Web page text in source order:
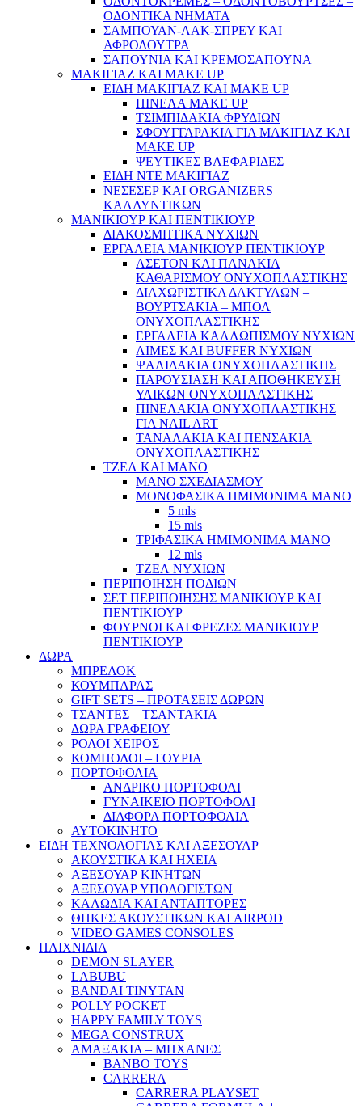
ΟΔΟΝΤΙΚΑ ΝΗΜΑΤΑ
ΣΑΜΠΟΥΑΝ-ΛΑΚ-ΣΠΡΕΥ ΚΑΙ
ΑΦΡΟΛΟΥΤΡΑ
ΣΑΠΟΥΝΙΑ ΚΑΙ ΚΡΕΜΟΣΑΠΟΥΝΑ
ΜΑΚΙΓΙΑΖ ΚΑΙ MAKE UP
ΕΙΔΗ ΜΑΚΙΓΙΑΖ ΚΑΙ MAKE UP
ΠΙΝΕΛΑ MAKE UP
ΤΣΙΜΠΙΔΑΚΙΑ ΦΡΥΔΙΩΝ
ΣΦΟΥΓΓΑΡΑΚΙΑ ΓΙΑ ΜΑΚΙΓΙΑZ ΚΑΙ
MAKE UP
ΨΕΥΤΙΚΕΣ ΒΛΕΦΑΡΙΔΕΣ
ΕΙΔΗ ΝΤΕ ΜΑΚΙΓΙΑΖ
ΝΕΣΕΣΕΡ ΚΑΙ ORGANIZERS
ΚΑΛΛΥΝΤΙΚΩΝ
ΜΑΝΙΚΙΟΥΡ ΚΑΙ ΠΕΝΤΙΚΙΟΥΡ
ΔΙΑΚΟΣΜΗΤΙΚΑ ΝΥΧΙΩΝ
ΕΡΓΑΛΕΙΑ ΜΑΝΙΚΙΟΥΡ ΠΕΝΤΙΚΙΟΥΡ
ΑΣΕΤΟΝ ΚΑΙ ΠΑΝΑΚΙΑ
ΚΑΘΑΡΙΣΜΟΥ ΟΝΥΧΟΠΛΑΣΤΙΚΗΣ
ΔΙΑΧΩΡΙΣΤΙΚΑ ΔΑΚΤΥΛΩΝ –
ΒΟΥΡΤΣΑΚΙΑ – ΜΠΟΛ
ΟΝΥΧΟΠΛΑΣΤΙΚΗΣ
ΕΡΓΑΛΕΙΑ ΚΑΛΛΩΠΙΣΜΟΥ ΝΥΧΙΩΝ
ΛΙΜΕΣ ΚΑΙ BUFFER ΝΥΧΙΩΝ
ΨΑΛΙΔΑΚΙΑ ΟΝΥΧΟΠΛΑΣΤΙΚΗΣ
ΠΑΡΟΥΣΙΑΣΗ ΚΑΙ ΑΠΟΘΗΚΕΥΣΗ
ΥΛΙΚΩΝ ΟΝΥΧΟΠΛΑΣΤΙΚΗΣ
ΠΙΝΕΛΑΚΙΑ ΟΝΥΧΟΠΛΑΣΤΙΚΗΣ
ΓΙΑ NAIL ART
ΤΑΝΑΛΑΚΙΑ ΚΑΙ ΠΕΝΣΑΚΙΑ
ΟΝΥΧΟΠΛΑΣΤΙΚΗΣ
ΤΖΕΛ ΚΑΙ ΜΑΝΟ
ΜΑΝΟ ΣΧΕΔΙΑΣΜΟΥ
ΜΟΝΟΦΑΣΙΚΑ ΗΜΙΜΟΝΙΜΑ ΜΑΝΟ
5 mls
15 mls
ΤΡΙΦΑΣΙΚΑ ΗΜΙΜΟΝΙΜΑ ΜΑΝΟ
12 mls
ΤΖΕΛ ΝΥΧΙΩΝ
ΠΕΡΙΠΟΙΗΣΗ ΠΟΔΙΩΝ
ΣΕΤ ΠΕΡΙΠΟΙΗΣΗΣ ΜΑΝΙΚΙΟΥΡ ΚΑΙ
ΠΕΝΤΙΚΙΟΥΡ
ΦΟΥΡΝΟΙ ΚΑΙ ΦΡΕΖΕΣ ΜΑΝΙΚΙΟΥΡ
ΠΕΝΤΙΚΙΟΥΡ
ΔΩΡΑ
ΜΠΡΕΛΟΚ
ΚΟΥΜΠΑΡΑΣ
GIFT SETS – ΠΡΟΤΑΣΕΙΣ ΔΩΡΩΝ
ΤΣΑΝΤΕΣ – ΤΣΑΝΤΑΚΙΑ
ΔΩΡΑ ΓΡΑΦΕΙΟΥ
ΡΟΛΟΙ ΧΕΙΡΟΣ
ΚΟΜΠΟΛΟΙ – ΓΟΥΡΙΑ
ΠΟΡΤΟΦΟΛΙΑ
ΑΝΔΡΙΚΟ ΠΟΡΤΟΦΟΛΙ
ΓΥΝΑΙΚΕΙΟ ΠΟΡΤΟΦΟΛΙ
ΔΙΑΦΟΡΑ ΠΟΡΤΟΦΟΛΙΑ
ΑΥΤΟΚΙΝΗΤΟ
ΕΙΔΗ ΤΕΧΝΟΛΟΓΙΑΣ ΚΑΙ ΑΞΕΣΟΥΑΡ
ΑΚΟΥΣΤΙΚΑ ΚΑΙ ΗΧΕΙΑ
ΑΞΕΣΟΥΑΡ ΚΙΝΗΤΩΝ
ΑΞΕΣΟΥΑΡ ΥΠΟΛΟΓΙΣΤΩΝ
ΚΑΛΩΔΙΑ ΚΑΙ ΑΝΤΑΠΤΟΡΕΣ
ΘΗΚΕΣ ΑΚΟΥΣΤΙΚΩΝ ΚΑΙ AIRPOD
VIDEO GAMES CONSOLES
ΠΑΙΧΝΙΔΙΑ
DEMON SLAYER
LABUBU
BANDAI TINYTAN
POLLY POCKET
HAPPY FAMILY TOYS
MEGA CONSTRUX
ΑΜΑΞΑΚΙΑ – ΜΗΧΑΝΕΣ
BANBO TOYS
CARRERA
CARRERA PLAYSET